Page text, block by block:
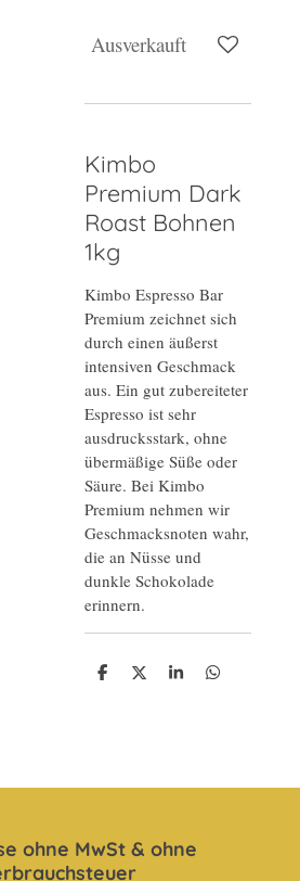
Ausverkauft
Kimbo
Premium Dark
Roast Bohnen
1kg
Kimbo Espresso Bar
Premium zeichnet sich
durch einen äußerst
intensiven Geschmack
aus. Ein gut zubereiteter
Espresso ist sehr
ausdrucksstark, ohne
übermäßige Süße oder
Säure. Bei Kimbo
Premium nehmen wir
Geschmacksnoten wahr,
die an Nüsse und
dunkle Schokolade
erinnern.
T
T
T
T
ohne MwSt & ohne